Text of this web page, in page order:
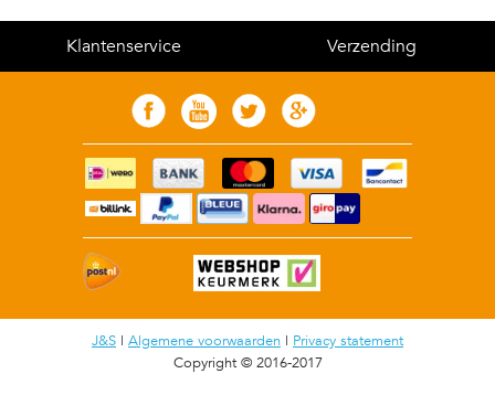
Klantenservice Verzending
J&S | Algemene voorwaarden | Privacy statement
Copyright © 2016-2017